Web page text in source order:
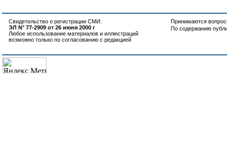
Свидетельство о регистрации СМИ:
ЭЛ N° 77-2909 от 26 июня 2000 г
Любое использование материалов и иллюстраций
возможно только по согласованию с редакцией
Принимаются
По содержанию